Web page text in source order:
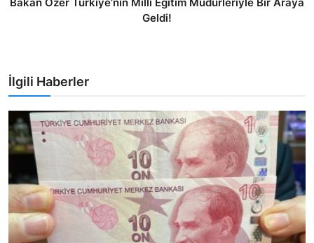
Geldi!
İlgili Haberler